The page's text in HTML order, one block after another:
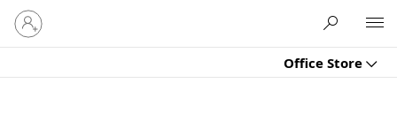
Office Store
היכנס
לחשבון
שלך